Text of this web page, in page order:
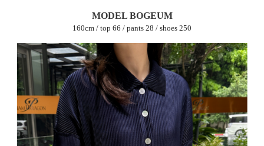
MODEL BOGEUM
160cm / top 66 / pants 28 / shoes 250